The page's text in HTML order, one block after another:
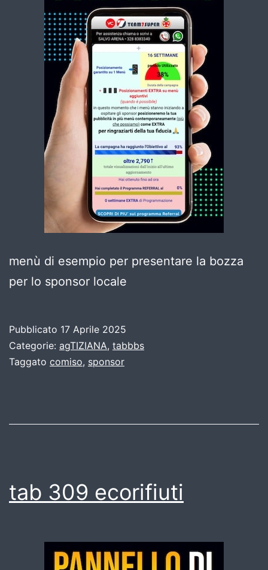
menù di esempio per presentare la bozza
per lo sponsor locale
Pubblicato 17 Aprile 2025
Categorie: agTIZIANA, tabbbs
Taggato comiso, sponsor
tab 309 ecorifiuti